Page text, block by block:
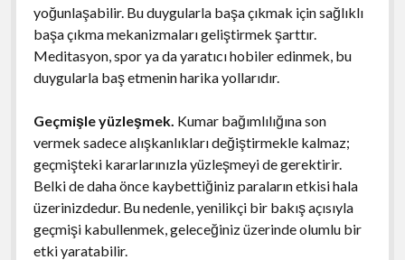
yoğunlaşabilir. Bu duygularla başa çıkmak için sağlıklı
başa çıkma mekanizmaları geliştirmek şarttır.
Meditasyon, spor ya da yaratıcı hobiler edinmek, bu
duygularla baş etmenin harika yollarıdır.
Geçmişle yüzleşmek. Kumar bağımlılığına son
vermek sadece alışkanlıkları değiştirmekle kalmaz;
geçmişteki kararlarınızla yüzleşmeyi de gerektirir.
Belki de daha önce kaybettiğiniz paraların etkisi hala
üzerinizdedur. Bu nedenle, yenilikçi bir bakış açısıyla
geçmişi kabullenmek, geleceğiniz üzerinde olumlu bir
etki yaratabilir.